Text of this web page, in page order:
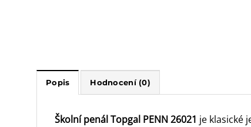
Popis Hodnocení (0)
Školní penál Topgal PENN 26021 je klasické